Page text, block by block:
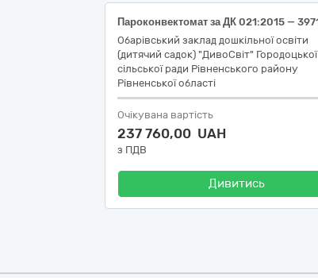
Обарівський заклад дошкільної освіти
(дитячий садок) "ДивоСвіт" Городоцької
сільської ради Рівненського району
Рівненської області
Очікувана вартість
237 760,00 UAH
з ПДВ
Дивитись